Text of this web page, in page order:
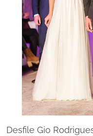
Desfile Gio